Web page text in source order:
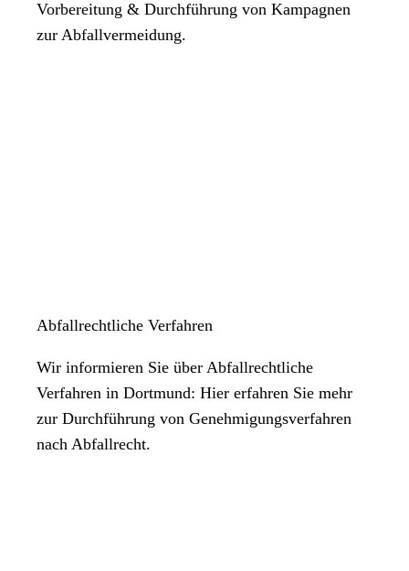
Vorbereitung & Durchführung von Kampagnen
zur Abfallvermeidung.
Abfallrechtliche Verfahren
Wir informieren Sie über Abfallrechtliche
Verfahren in Dortmund: Hier erfahren Sie mehr
zur Durchführung von Genehmigungsverfahren
nach Abfallrecht.